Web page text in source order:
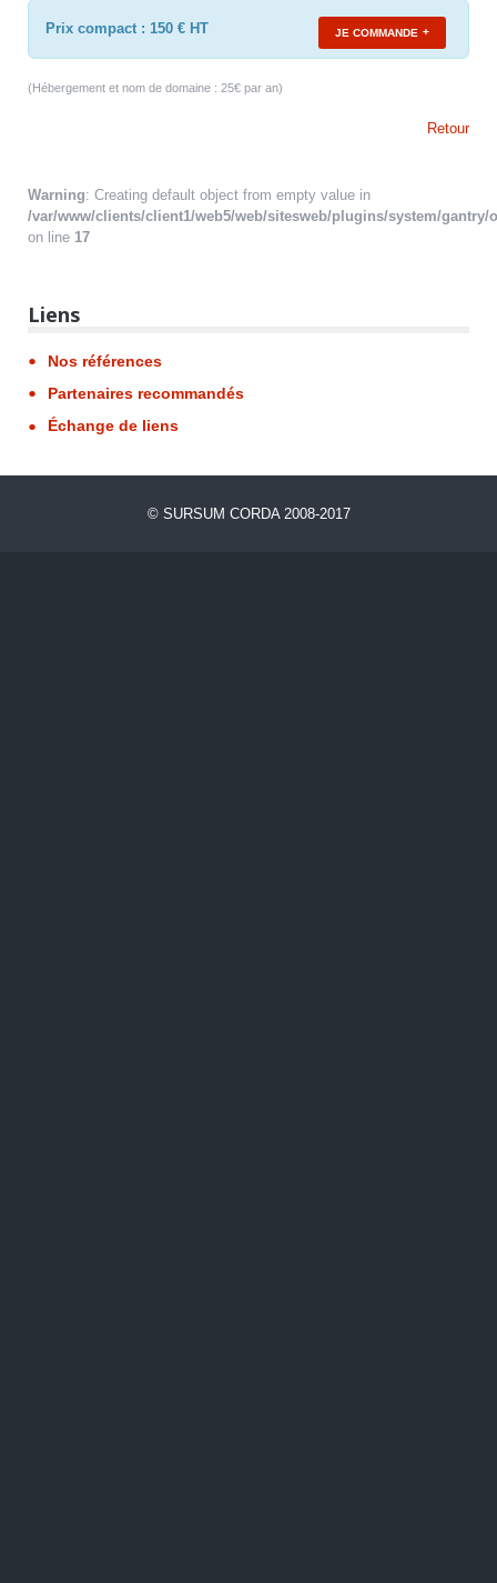
Prix compact : 150 € HT JE COMMANDE
(Hébergement et nom de domaine : 25€ par an)
Retour
Warning: Creating default object from empty value in
/var/www/clients/client1/web5/web/sitesweb/plugins/system/
on line 17
Liens
Nos références
Partenaires recommandés
Échange de liens
© SURSUM CORDA2008-2017